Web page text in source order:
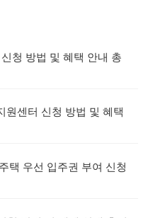
청 방법 및 혜택 안내 총
원센터 신청 방법 및 혜택
택 우선 입주권 부여 신청